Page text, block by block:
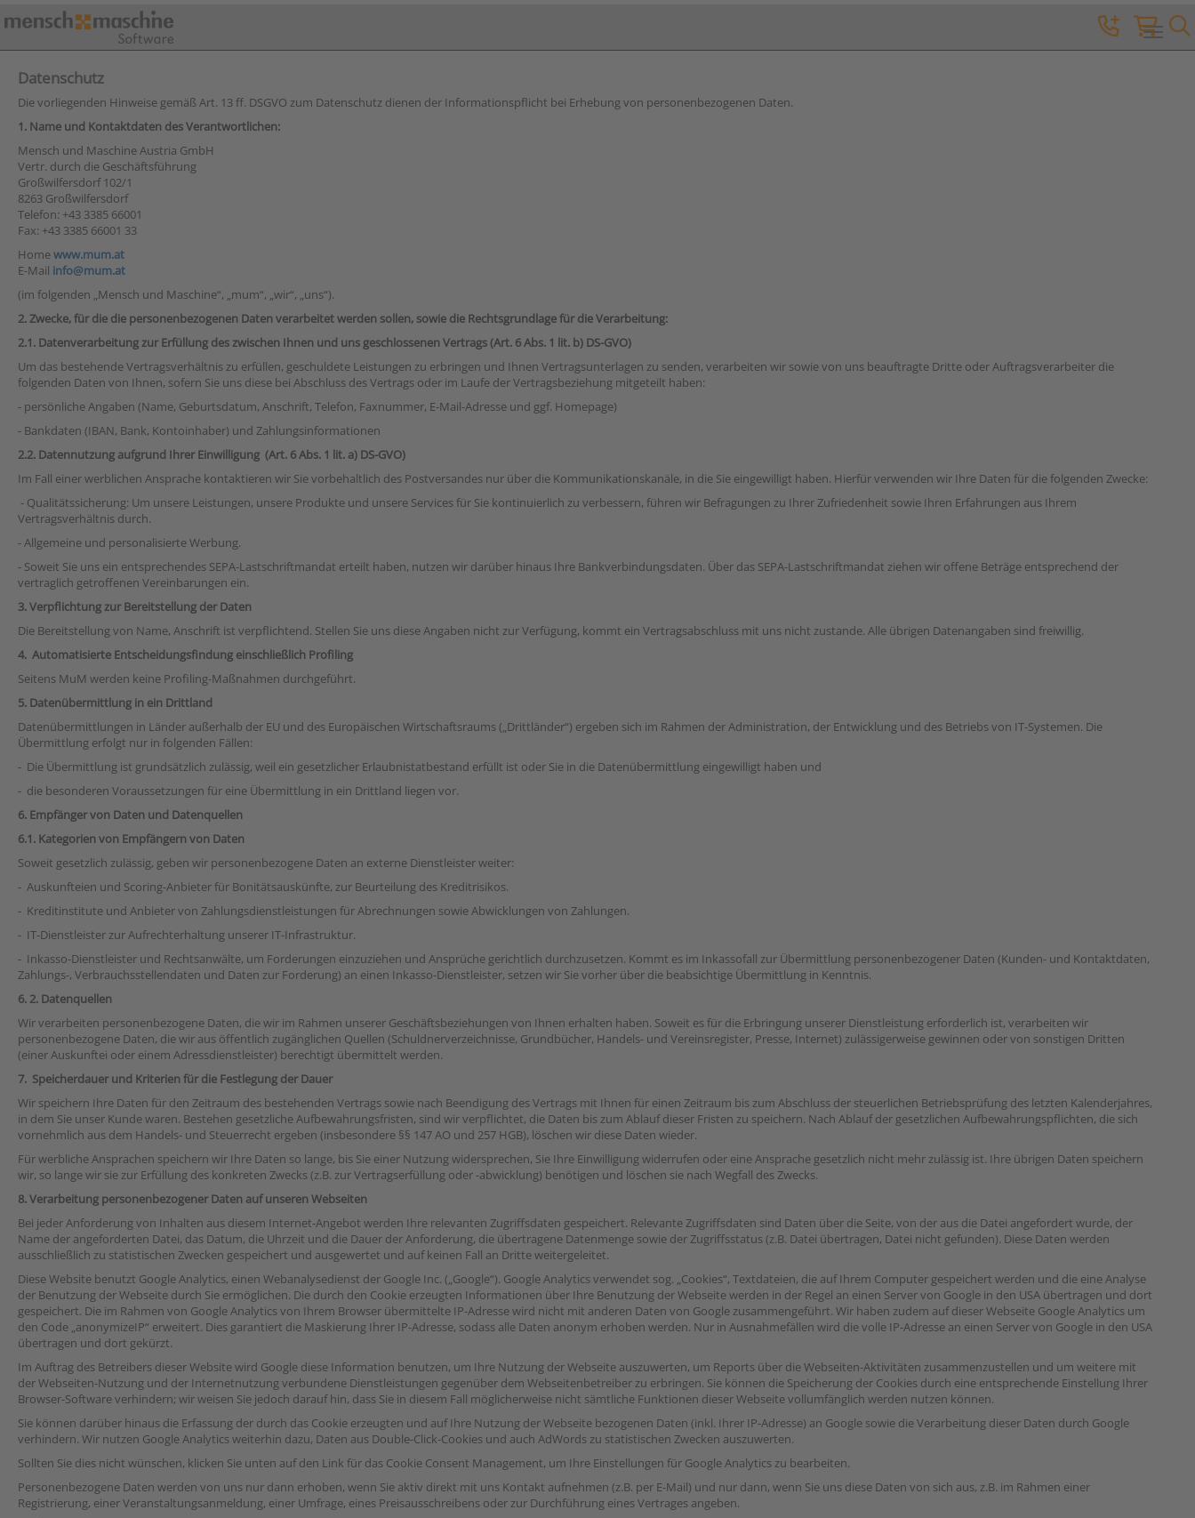
Toggle
Datenschutz
Die vorliegenden Hinweise gemäß Art. 13 ff. DSGVO zum Datenschutz dienen der Informationspflicht bei Erhebung von personenbezogenen Daten.
1. Name und Kontaktdaten des Verantwortlichen:
Mensch und Maschine Austria GmbH
Vertr. durch die Geschäftsführung
Großwilfersdorf 102/1
8263 Großwilfersdorf
Telefon: +43 3385 66001
Fax: +43 3385 66001 33
Homewww.mum.at
E-Mail info@mum.at
(im folgenden „Mensch und Maschine“, „mum“, „wir“, „uns“).
2. Zwecke, für die die personenbezogenen Daten verarbeitet werden sollen, sowie die Rechtsgrundlage für die Verarbeitung:
2.1. Datenverarbeitung zur Erfüllung des zwischen Ihnen und uns geschlossenen Vertrags (Art. 6 Abs. 1 lit. b) DS-GVO)
Um das bestehende Vertragsverhältnis zu erfüllen, geschuldete Leistungen zu erbringen und Ihnen Vertragsunterlagen zu senden, verarbeiten wir sowie von uns beauftragte Dritte oder Auftragsverarbeiter die
folgenden Daten von Ihnen, sofern Sie uns diese bei Abschluss des Vertrags oder im Laufe der Vertragsbeziehung mitgeteilt haben:
- persönliche Angaben (Name, Geburtsdatum, Anschrift, Telefon, Faxnummer, E-Mail-Adresse und ggf. Homepage)
- Bankdaten (IBAN, Bank, Kontoinhaber) und Zahlungsinformationen
2.2. Datennutzung aufgrund Ihrer Einwilligung (Art. 6 Abs. 1 lit. a) DS-GVO)
Im Fall einer werblichen Ansprache kontaktieren wir Sie vorbehaltlich des Postversandes nur über die Kommunikationskanäle, in die Sie eingewilligt haben. Hierfür verwenden wir Ihre Daten für die folgenden Zwecke:
- Qualitätssicherung: Um unsere Leistungen, unsere Produkte und unsere Services für Sie kontinuierlich zu verbessern, führen wir Befragungen zu Ihrer Zufriedenheit sowie Ihren Erfahrungen aus Ihrem
Vertragsverhältnis durch.
- Allgemeine und personalisierte Werbung.
- Soweit Sie uns ein entsprechendes SEPA-Lastschriftmandat erteilt haben, nutzen wir darüber hinaus Ihre Bankverbindungsdaten. Über das SEPA-Lastschriftmandat ziehen wir offene Beträge entsprechend der
vertraglich getroffenen Vereinbarungen ein.
3. Verpflichtung zur Bereitstellung der Daten
Die Bereitstellung von Name, Anschrift ist verpflichtend. Stellen Sie uns diese Angaben nicht zur Verfügung, kommt ein Vertragsabschluss mit uns nicht zustande. Alle übrigen Datenangaben sind freiwillig.
4. Automatisierte Entscheidungsfindung einschließlich Profiling
Seitens MuM werden keine Profiling-Maßnahmen durchgeführt.
5. Datenübermittlung in ein Drittland
Datenübermittlungen in Länder außerhalb der EU und des Europäischen Wirtschaftsraums („Drittländer“) ergeben sich im Rahmen der Administration, der Entwicklung und des Betriebs von IT-Systemen. Die
Übermittlung erfolgt nur in folgenden Fällen:
- Die Übermittlung ist grundsätzlich zulässig, weil ein gesetzlicher Erlaubnistatbestand erfüllt ist oder Sie in die Datenübermittlung eingewilligt haben und
- die besonderen Voraussetzungen für eine Übermittlung in ein Drittland liegen vor.
6. Empfänger von Daten und Datenquellen
6.1. Kategorien von Empfängern von Daten
Soweit gesetzlich zulässig, geben wir personenbezogene Daten an externe Dienstleister weiter:
- Auskunfteien und Scoring-Anbieter für Bonitätsauskünfte, zur Beurteilung des Kreditrisikos.
- Kreditinstitute und Anbieter von Zahlungsdienstleistungen für Abrechnungen sowie Abwicklungen von Zahlungen.
- IT-Dienstleister zur Aufrechterhaltung unserer IT-Infrastruktur.
- Inkasso-Dienstleister und Rechtsanwälte, um Forderungen einzuziehen und Ansprüche gerichtlich durchzusetzen. Kommt es im Inkassofall zur Übermittlung personenbezogener Daten (Kunden- und Kontaktdaten,
Zahlungs-, Verbrauchsstellendaten und Daten zur Forderung) an einen Inkasso-Dienstleister, setzen wir Sie vorher über die beabsichtige Übermittlung in Kenntnis.
6. 2. Datenquellen
Wir verarbeiten personenbezogene Daten, die wir im Rahmen unserer Geschäftsbeziehungen von Ihnen erhalten haben. Soweit es für die Erbringung unserer Dienstleistung erforderlich ist, verarbeiten wir
personenbezogene Daten, die wir aus öffentlich zugänglichen Quellen (Schuldnerverzeichnisse, Grundbücher, Handels- und Vereinsregister, Presse, Internet) zulässigerweise gewinnen oder von sonstigen Dritten
(einer Auskunftei oder einem Adressdienstleister) berechtigt übermittelt werden.
7. Speicherdauer und Kriterien für die Festlegung der Dauer
Wir speichern Ihre Daten für den Zeitraum des bestehenden Vertrags sowie nach Beendigung des Vertrags mit Ihnen für einen Zeitraum bis zum Abschluss der steuerlichen Betriebsprüfung des letzten Kalenderjahres,
in dem Sie unser Kunde waren. Bestehen gesetzliche Aufbewahrungsfristen, sind wir verpflichtet, die Daten bis zum Ablauf dieser Fristen zu speichern. Nach Ablauf der gesetzlichen Aufbewahrungspflichten, die sich
vornehmlich aus dem Handels- und Steuerrecht ergeben (insbesondere §§ 147 AO und 257 HGB), löschen wir diese Daten wieder.
Für werbliche Ansprachen speichern wir Ihre Daten so lange, bis Sie einer Nutzung widersprechen, Sie Ihre Einwilligung widerrufen oder eine Ansprache gesetzlich nicht mehr zulässig ist. Ihre übrigen Daten speichern
wir, so lange wir sie zur Erfüllung des konkreten Zwecks (z.B. zur Vertragserfüllung oder -abwicklung) benötigen und löschen sie nach Wegfall des Zwecks.
8. Verarbeitung personenbezogener Daten auf unseren Webseiten
Bei jeder Anforderung von Inhalten aus diesem Internet-Angebot werden Ihre relevanten Zugriffsdaten gespeichert. Relevante Zugriffsdaten sind Daten über die Seite, von der aus die Datei angefordert wurde, der
Name der angeforderten Datei, das Datum, die Uhrzeit und die Dauer der Anforderung, die übertragene Datenmenge sowie der Zugriffsstatus (z.B. Datei übertragen, Datei nicht gefunden). Diese Daten werden
ausschließlich zu statistischen Zwecken gespeichert und ausgewertet und auf keinen Fall an Dritte weitergeleitet.
Diese Website benutzt Google Analytics, einen Webanalysedienst der Google Inc. („Google“). Google Analytics verwendet sog. „Cookies“, Textdateien, die auf Ihrem Computer gespeichert werden und die eine Analyse
der Benutzung der Webseite durch Sie ermöglichen. Die durch den Cookie erzeugten Informationen über Ihre Benutzung der Webseite werden in der Regel an einen Server von Google in den USA übertragen und dort
gespeichert. Die im Rahmen von Google Analytics von Ihrem Browser übermittelte IP-Adresse wird nicht mit anderen Daten von Google zusammengeführt. Wir haben zudem auf dieser Webseite Google Analytics um
den Code „anonymizeIP“ erweitert. Dies garantiert die Maskierung Ihrer IP-Adresse, sodass alle Daten anonym erhoben werden. Nur in Ausnahmefällen wird die volle IP-Adresse an einen Server von Google in den USA
übertragen und dort gekürzt.
Im Auftrag des Betreibers dieser Website wird Google diese Information benutzen, um Ihre Nutzung der Webseite auszuwerten, um Reports über die Webseiten-Aktivitäten zusammenzustellen und um weitere mit
der Webseiten-Nutzung und der Internetnutzung verbundene Dienstleistungen gegenüber dem Webseitenbetreiber zu erbringen. Sie können die Speicherung der Cookies durch eine entsprechende Einstellung Ihrer
Browser-Software verhindern; wir weisen Sie jedoch darauf hin, dass Sie in diesem Fall möglicherweise nicht sämtliche Funktionen dieser Webseite vollumfänglich werden nutzen können.
Sie können darüber hinaus die Erfassung der durch das Cookie erzeugten und auf Ihre Nutzung der Webseite bezogenen Daten (inkl. Ihrer IP-Adresse) an Google sowie die Verarbeitung dieser Daten durch Google
verhindern. Wir nutzen Google Analytics weiterhin dazu, Daten aus Double-Click-Cookies und auch AdWords zu statistischen Zwecken auszuwerten.
Sollten Sie dies nicht wünschen, klicken Sie unten auf den Link für das Cookie Consent Management, um Ihre Einstellungen für Google Analytics zu bearbeiten.
Personenbezogene Daten werden von uns nur dann erhoben, wenn Sie aktiv direkt mit uns Kontakt aufnehmen (z.B. per E-Mail) und nur dann, wenn Sie uns diese Daten von sich aus, z.B. im Rahmen einer
Registrierung, einer Veranstaltungsanmeldung, einer Umfrage, eines Preisausschreibens oder zur Durchführung eines Vertrages angeben.